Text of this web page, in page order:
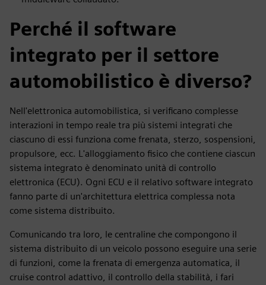
Perché il software
integrato per il settore
automobilistico è diverso?
Nell'elettronica automobilistica, si verificano complesse
interazioni in tempo reale tra più sistemi integrati che
ciascuno di essi funziona come frenata, sterzo, sospensioni,
propulsore, ecc. L'alloggiamento fisico che contiene ciascun
sistema integrato è denominato unità di controllo
elettronica (ECU). Ogni ECU e il relativo software integrato
fanno parte di un'architettura elettrica complessa nota
come sistema distribuito.
Comunicando tra loro, le centraline che compongono il
sistema distribuito di un veicolo possono eseguire una serie
di funzioni, come la frenata di emergenza automatica, il
cruise control adattivo, il controllo della stabilità, i fari